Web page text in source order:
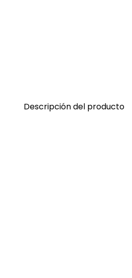
Descripción del producto